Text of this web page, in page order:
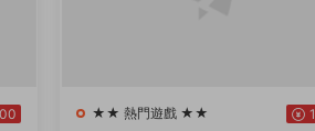
★★ 熱門遊戲 ★★